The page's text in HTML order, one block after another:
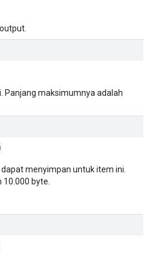
Panjang maksimumnya adalah
menyimpan untuk item ini.
byte.